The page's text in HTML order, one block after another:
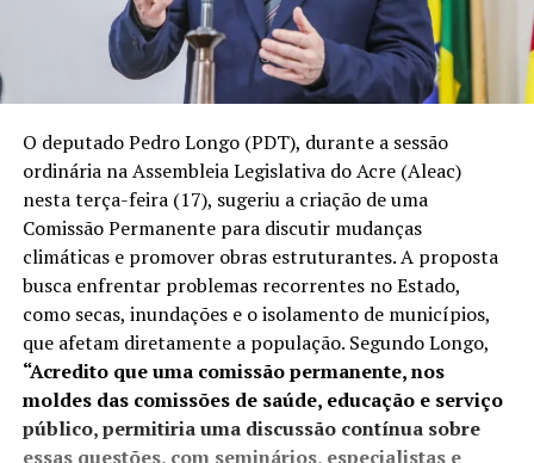
O deputado Pedro Longo (PDT), durante a sessão
ordinária na Assembleia Legislativa do Acre (Aleac)
nesta terça-feira (17), sugeriu a criação de uma
Comissão Permanente para discutir mudanças
climáticas e promover obras estruturantes. A proposta
busca enfrentar problemas recorrentes no Estado,
como secas, inundações e o isolamento de municípios,
que afetam diretamente a população. Segundo Longo,
“Acredito que uma comissão permanente, nos
moldes das comissões de saúde, educação e serviço
público, permitiria uma discussão contínua sobre
essas questões, com seminários, especialistas e